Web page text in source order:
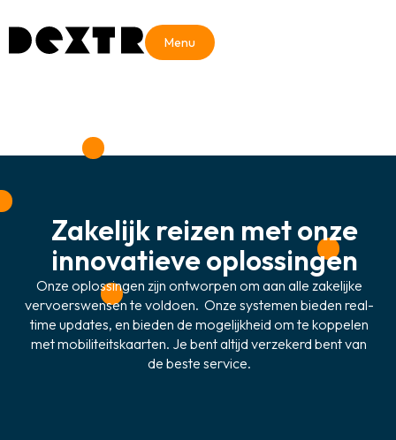
Menu
Zakelijk reizen met onze
innovatieve oplossingen
Onze oplossingen zijn ontworpen om aan alle zakelijke
vervoerswensen te voldoen. Onze systemen bieden real-
time updates, en bieden de mogelijkheid om te koppelen
met mobiliteitskaarten. Je bent altijd verzekerd bent van
de beste service.